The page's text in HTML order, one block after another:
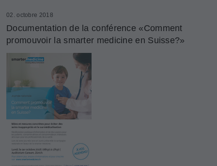
02. octobre 2018
Documentation de la conférence «Comment
promouvoir la smarter medicine en Suisse?»